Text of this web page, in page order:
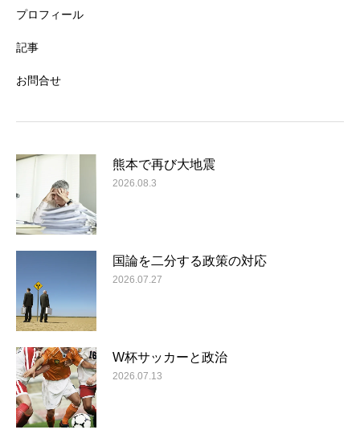
プロフィール
記事
お問合せ
熊本で再び大地震
2026.08.3
国論を二分する政策の対応
2026.07.27
W杯サッカーと政治
2026.07.13